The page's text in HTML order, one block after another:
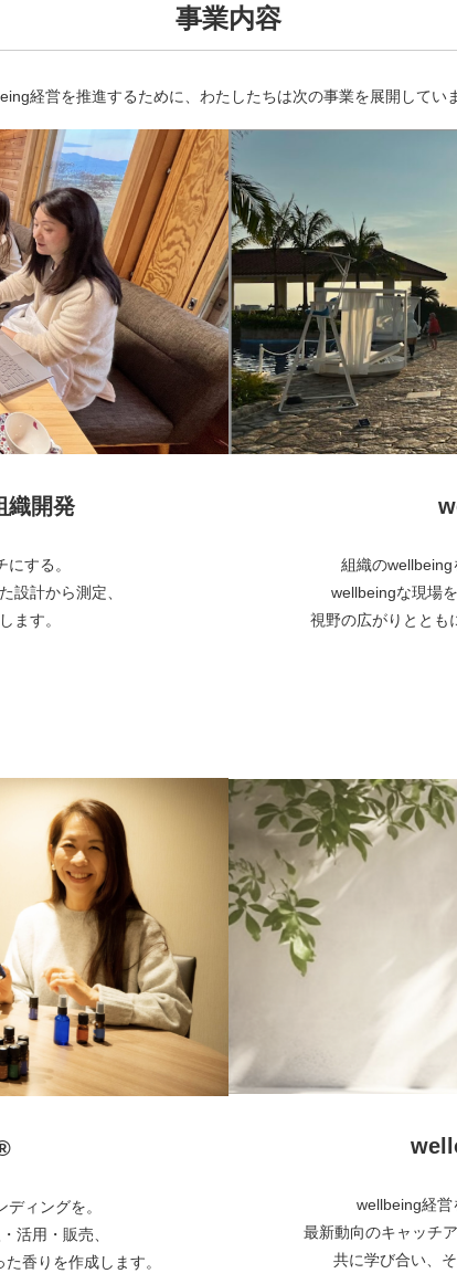
事業内容
経営を推進するために、わたしたちは次の事業を展開していま
織開発
する。
設計から測定、
ます。
ィングを。
活用・販売、
香りを作成します。
組織のwellbeing
wellbeingな現場
視野の広がりととも
wellbeing経営
最新動向のキャッチ
共に学び合い、